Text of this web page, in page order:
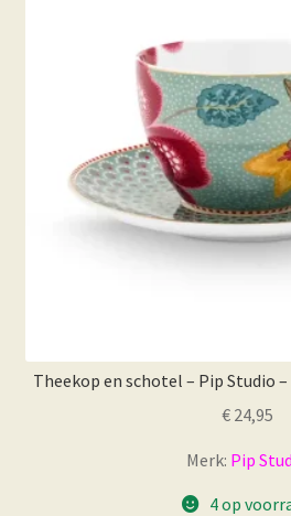
Theekop en schotel – Pip Studio
€24,95
Merk: Pip
4 op